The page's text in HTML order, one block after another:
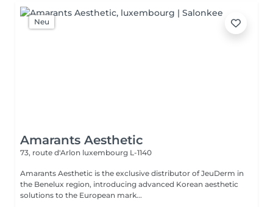
Neu
Amarants Aesthetic
73, route d'Arlon luxembourg L-1140
Amarants Aesthetic is the exclusive distributor of JeuDerm in
the Benelux region, introducing advanced Korean aesthetic
solutions to the European mark...